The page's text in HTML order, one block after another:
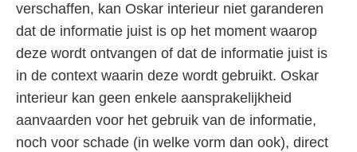
verschaffen, kan Oskar interieur niet garanderen
dat de informatie juist is op het moment waarop
deze wordt ontvangen of dat de informatie juist is
in de context waarin deze wordt gebruikt. Oskar
interieur kan geen enkele aansprakelijkheid
aanvaarden voor het gebruik van de informatie,
noch voor schade (in welke vorm dan ook), direct